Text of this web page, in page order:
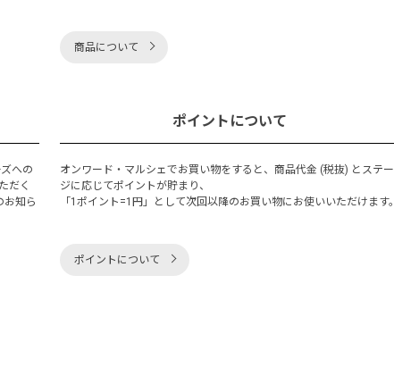
商品について
への
だく
お知ら
ポイントについて
オンワード・マルシェでお買い物をすると、商品代金 (税抜) とステー
ジに応じてポイントが貯まり、
「1ポイント=1円」として次回以降のお買い物にお使いいただけます。
ポイントについて